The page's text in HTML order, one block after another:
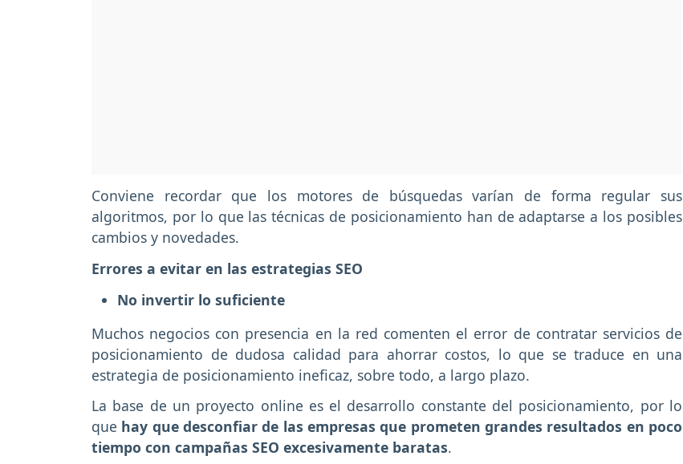
Conviene recordar que los motores de búsquedas varían de forma regular sus
algoritmos, por lo que las técnicas de posicionamiento han de adaptarse a los posibles
cambios y novedades.
Errores a evitar en las estrategias SEO
No invertir lo suficiente
Muchos negocios con presencia en la red comenten el error de contratar servicios de
posicionamiento de dudosa calidad para ahorrar costos, lo que se traduce en una
estrategia de posicionamiento ineficaz, sobre todo, a largo plazo.
La base de un proyecto online es el desarrollo constante del posicionamiento, por lo
que hay que desconfiar de las empresas que prometen grandes resultados en poco
tiempo con campañas SEO excesivamente baratas.